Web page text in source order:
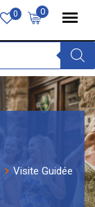
0
0
Visite Guidée